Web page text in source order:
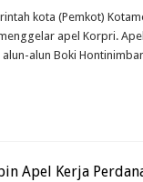
kota (Pemkot)
apel Korpri.
alun-alun Boki
Apel Kerja